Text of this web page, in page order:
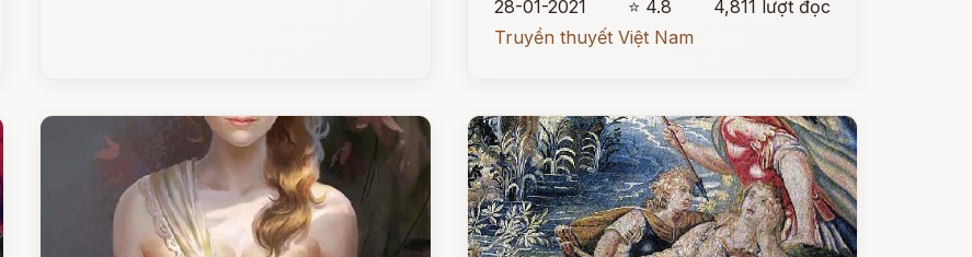
28-01-2021
⭐ 4.8
4,811 lượt đọc
Truyền thuyết Việt Nam